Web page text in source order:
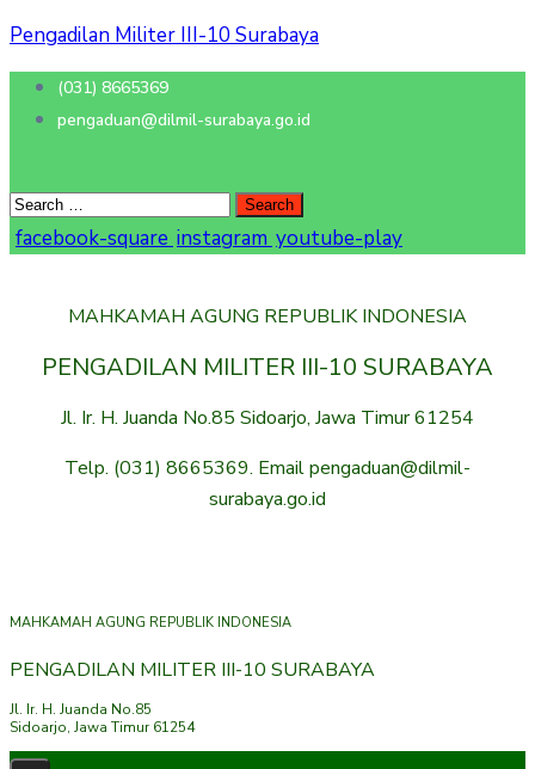
Pengadilan Militer III-10 Surabaya
(031) 8665369
pengaduan@dilmil-surabaya.go.id
facebook-square instagram youtube-play
MAHKAMAH AGUNG REPUBLIK INDONESIA
PENGADILAN MILITER III-10 SURABAYA
Jl. Ir. H. Juanda No.85 Sidoarjo, Jawa Timur 61254
Telp. (031) 8665369. Email pengaduan@dilmil-
surabaya.go.id
MAHKAMAH AGUNG REPUBLIK INDONESIA
PENGADILAN MILITER III-10 SURABAYA
Jl. Ir. H. Juanda No.85
Sidoarjo, Jawa Timur 61254